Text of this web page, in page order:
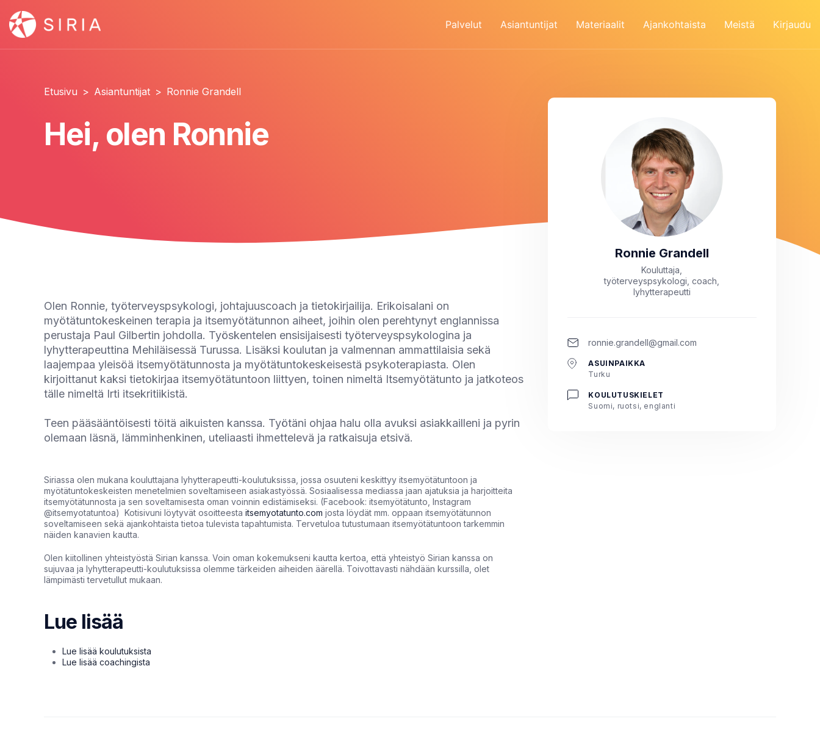
Palvelut Asiantuntijat Materiaalit Ajankohtaista Meistä Kirjaudu
Etusivu > Asiantuntijat > Ronnie Grandell
Hei, olen Ronnie
Olen Ronnie, työterveyspsykologi, johtajuuscoach ja tietokirjailija. Erikoisalani on
myötätuntokeskeinen terapia ja itsemyötätunnon aiheet, joihin olen perehtynyt englannissa
perustaja Paul Gilbertin johdolla. Työskentelen ensisijaisesti työterveyspsykologina ja
lyhytterapeuttina Mehiläisessä Turussa. Lisäksi koulutan ja valmennan ammattilaisia sekä
laajempaa yleisöä itsemyötätunnosta ja myötätuntokeskeisestä psykoterapiasta. Olen
kirjoittanut kaksi tietokirjaa itsemyötätuntoon liittyen, toinen nimeltä Itsemyötätunto ja jatkoteos
tälle nimeltä Irti itsekritiikistä.
Teen pääsääntöisesti töitä aikuisten kanssa. Työtäni ohjaa halu olla avuksi asiakkailleni ja pyrin
olemaan läsnä, lämminhenkinen, uteliaasti ihmettelevä ja ratkaisuja etsivä.
Siriassa olen mukana kouluttajana lyhytterapeutti-koulutuksissa, jossa osuuteni keskittyy itsemyötätuntoon ja
myötätuntokeskeisten menetelmien soveltamiseen asiakastyössä. Sosiaalisessa mediassa jaan ajatuksia ja harjoitteita
itsemyötätunnosta ja sen soveltamisesta oman voinnin edistämiseksi. (Facebook: itsemyötätunto, Instagram
@itsemyotatuntoa) Kotisivuni löytyvät osoitteesta itsemyotatunto.com josta löydät mm. oppaan itsemyötätunnon
soveltamiseen sekä ajankohtaista tietoa tulevista tapahtumista. Tervetuloa tutustumaan itsemyötätuntoon tarkemmin
näiden kanavien kautta.
Olen kiitollinen yhteistyöstä Sirian kanssa. Voin oman kokemukseni kautta kertoa, että yhteistyö Sirian kanssa on
sujuvaa ja lyhytterapeutti-koulutuksissa olemme tärkeiden aiheiden äärellä. Toivottavasti nähdään kurssilla, olet
lämpimästi tervetullut mukaan.
Lue lisää
Lue lisää koulutuksista
Lue lisää coachingista
Ronnie Grandell
Kouluttaja,
työterveyspsykologi, coach,
lyhytterapeutti
ronnie.grandell@gmail.com
ASUINPAIKKA
Turku
KOULUTUSKIELET
Suomi, ruotsi, englanti